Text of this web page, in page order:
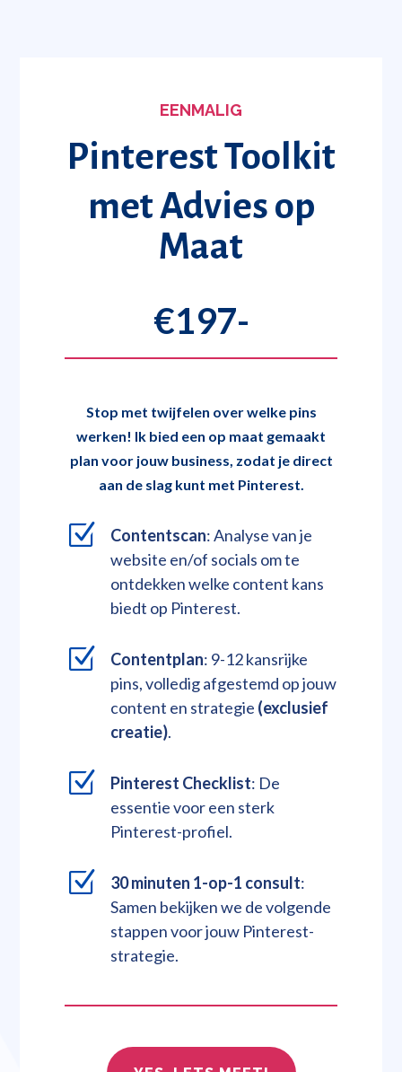
EENMALIG
Pinterest Toolkit
met Advies op
Maat
€197-
Stop met twijfelen over welke pins
werken! Ik bied een op maat gemaakt
plan voor jouw business, zodat je direct
aan de slag kunt met Pinterest.
Z Contentscan: Analyse van je
website en/of socials om te
ontdekken welke content kans
biedt op Pinterest.
Z Contentplan: 9-12 kansrijke
pins, volledig afgestemd op jouw
content en strategie (exclusief
creatie).
Z Pinterest Checklist: De
essentie voor een sterk
Pinterest-profiel.
Z 30 minuten 1-op-1 consult:
Samen bekijken we de volgende
stappen voor jouw Pinterest-
strategie.